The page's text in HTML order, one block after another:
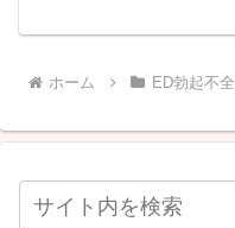
ホーム ED勃起不全